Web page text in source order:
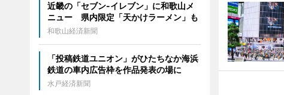
近畿の「セブン-イレブン」に和歌山メ
ニュー 県内限定「天かけラーメン」も
和歌山経済新聞
「投稿鉄道ユニオン」がひたちなか海浜
鉄道の車内広告枠を作品発表の場に
水戸経済新聞